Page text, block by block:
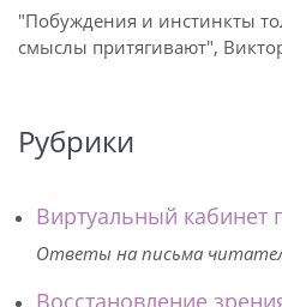
"Побуждения и инстинкты
смыслы притягивают",
Рубрики
Виртуальный кабинет
Ответы на письма